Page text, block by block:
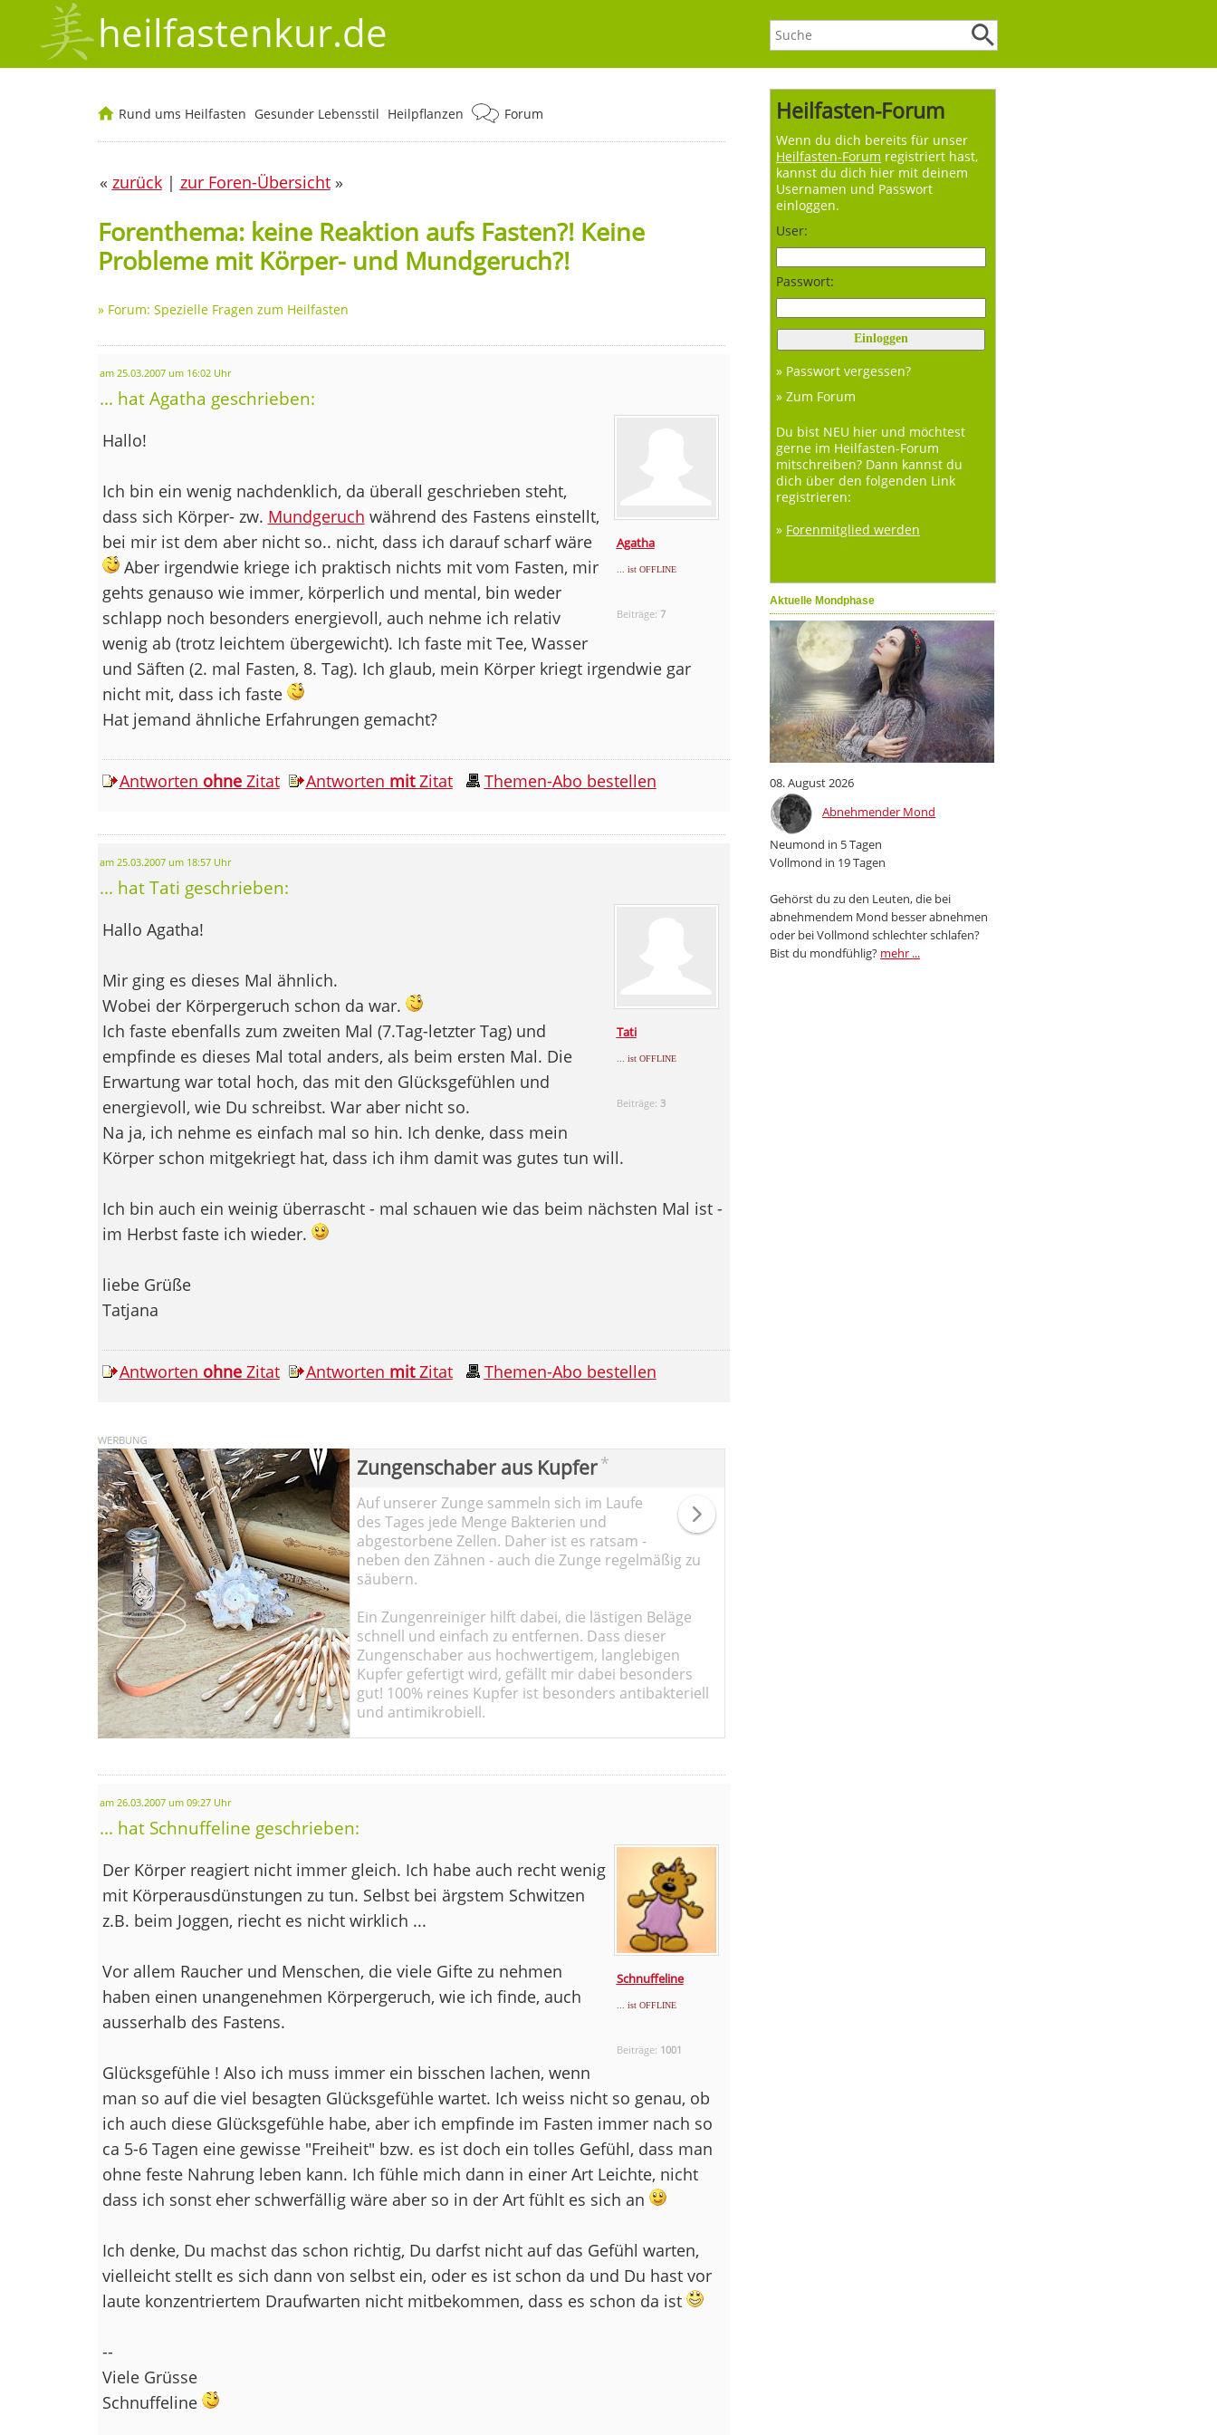
heilfastenkur.de
Heilfasten-Forum
Wenn du dich bereits für unser
Heilfasten-Forum registriert hast,
kannst du dich hier mit deinem
Usernamen und Passwort
einloggen.
User:
Passwort:
» Passwort vergessen?
» Zum Forum
Du bist NEU hier und möchtest
gerne im Heilfasten-Forum
mitschreiben? Dann kannst du
dich über den folgenden Link
registrieren:
» Forenmitglied werden
Aktuelle Mondphase
08. August 2026
Abnehmender Mond
Neumond in 5 Tagen
Vollmond in 19 Tagen
Gehörst du zu den Leuten, die bei
abnehmendem Mond besser abnehmen
oder bei Vollmond schlechter schlafen?
Bist du mondfühlig? mehr ...
Rund ums Heilfasten Gesunder Lebensstil Heilpflanzen Forum
« zurück| zur Foren-Übersicht»
Forenthema: keine Reaktion aufs Fasten?! Keine
Probleme mit Körper- und Mundgeruch?!
» Forum: Spezielle Fragen zum Heilfasten
am 25.03.2007 um 16:02 Uhr
... hat Agatha geschrieben:
Agatha
... ist OFFLINE
Beiträge: 7
Hallo!
Ich bin ein wenig nachdenklich, da überall geschrieben steht,
dass sich Körper- zw. Mundgeruch während des Fastens einstellt,
bei mir ist dem aber nicht so.. nicht, dass ich darauf scharf wäre
Aber irgendwie kriege ich praktisch nichts mit vom Fasten, mir
gehts genauso wie immer, körperlich und mental, bin weder
schlapp noch besonders energievoll, auch nehme ich relativ
wenig ab (trotz leichtem übergewicht). Ich faste mit Tee, Wasser
und Säften (2. mal Fasten, 8. Tag). Ich glaub, mein Körper kriegt irgendwie gar
nicht mit, dass ich faste
Hat jemand ähnliche Erfahrungen gemacht?
Antworten ohneZitat Antworten mitZitat Themen-Abo bestellen
am 25.03.2007 um 18:57 Uhr
... hat Tati geschrieben:
Tati
... ist OFFLINE
Beiträge: 3
Hallo Agatha!
Mir ging es dieses Mal ähnlich.
Wobei der Körpergeruch schon da war.
Ich faste ebenfalls zum zweiten Mal (7.Tag-letzter Tag) und
empfinde es dieses Mal total anders, als beim ersten Mal. Die
Erwartung war total hoch, das mit den Glücksgefühlen und
energievoll, wie Du schreibst. War aber nicht so.
Na ja, ich nehme es einfach mal so hin. Ich denke, dass mein
Körper schon mitgekriegt hat, dass ich ihm damit was gutes tun will.
Ich bin auch ein weinig überrascht - mal schauen wie das beim nächsten Mal ist -
im Herbst faste ich wieder.
liebe Grüße
Tatjana
Antworten ohneZitat Antworten mitZitat Themen-Abo bestellen
Zungenschaber aus Kupfer*
Auf unserer Zunge sammeln sich im Laufe
des Tages jede Menge Bakterien und
abgestorbene Zellen. Daher ist es ratsam -
neben den Zähnen - auch die Zunge regelmäßig zu
säubern.
Ein Zungenreiniger hilft dabei, die lästigen Beläge
schnell und einfach zu entfernen. Dass dieser
Zungenschaber aus hochwertigem, langlebigen
Kupfer gefertigt wird, gefällt mir dabei besonders
gut! 100% reines Kupfer ist besonders antibakteriell
und antimikrobiell.
am 26.03.2007 um 09:27 Uhr
... hat Schnuffeline geschrieben:
Schnuffeline
... ist OFFLINE
Beiträge: 1001
Der Körper reagiert nicht immer gleich. Ich habe auch recht wenig
mit Körperausdünstungen zu tun. Selbst bei ärgstem Schwitzen
z.B. beim Joggen, riecht es nicht wirklich ...
Vor allem Raucher und Menschen, die viele Gifte zu nehmen
haben einen unangenehmen Körpergeruch, wie ich finde, auch
ausserhalb des Fastens.
Glücksgefühle ! Also ich muss immer ein bisschen lachen, wenn
man so auf die viel besagten Glücksgefühle wartet. Ich weiss nicht so genau, ob
ich auch diese Glücksgefühle habe, aber ich empfinde im Fasten immer nach so
ca 5-6 Tagen eine gewisse "Freiheit" bzw. es ist doch ein tolles Gefühl, dass man
ohne feste Nahrung leben kann. Ich fühle mich dann in einer Art Leichte, nicht
dass ich sonst eher schwerfällig wäre aber so in der Art fühlt es sich an
Ich denke, Du machst das schon richtig, Du darfst nicht auf das Gefühl warten,
vielleicht stellt es sich dann von selbst ein, oder es ist schon da und Du hast vor
laute konzentriertem Draufwarten nicht mitbekommen, dass es schon da ist
--
Viele Grüsse
Schnuffeline